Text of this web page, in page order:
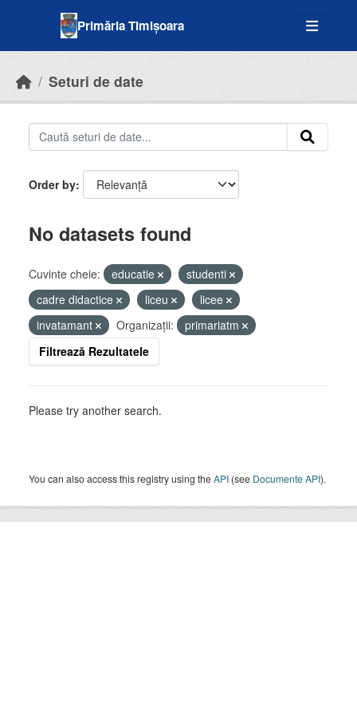
Primăria Timișoara
Seturi de date
Order by
No datasets found
Cuvinte cheie: educatie
studenti
cadre didactice
liceu
licee
invatamant
Organizații:
primariatm
Filtrează Rezultatele
Please try another search.
You can also access this registry using theAPI (see Documente API).